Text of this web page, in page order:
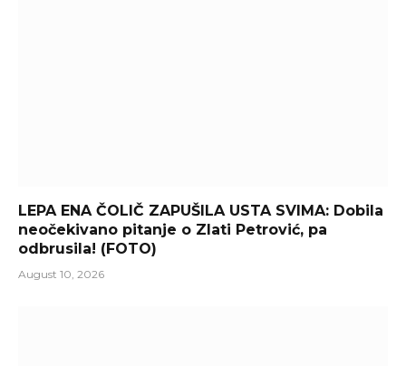
LEPA ENA ČOLIČ ZAPUŠILA USTA SVIMA: Dobila
neočekivano pitanje o Zlati Petrović, pa
odbrusila! (FOTO)
August 10, 2026